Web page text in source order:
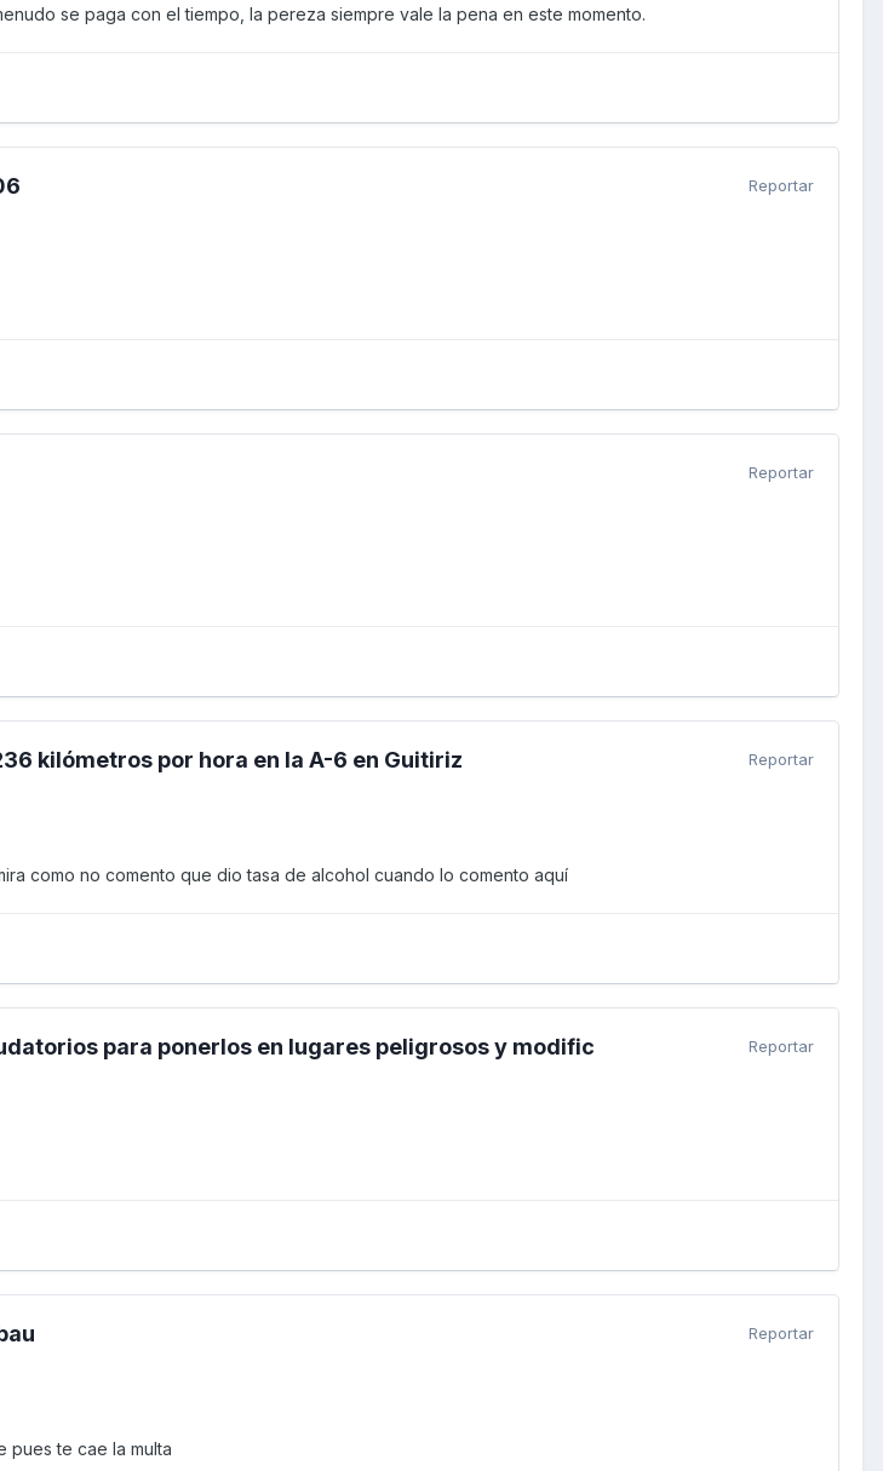
se paga con el tiempo, la pereza siempre vale la pena en este momento.
Reportar
Reportar
Reportar
kilómetros por hora en la A-6 en Guitiriz
como no comento que dio tasa de alcohol cuando lo comento aquí
Reportar
para ponerlos en lugares peligrosos y modific
Reportar
pues te cae la multa